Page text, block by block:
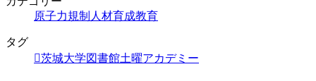
原子力規制人材育成教育
タグ
茨城大学図書館土曜アカデミー